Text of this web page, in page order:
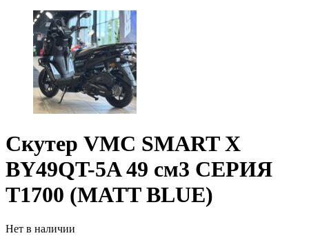
Скутер VMC SMART X
BY49QT-5A 49 см3 СЕРИЯ
T1700 (MATT BLUE)
Нет в наличии